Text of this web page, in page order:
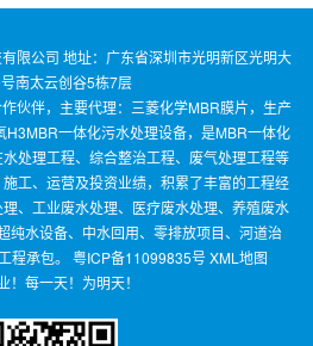
限公司 地址：广东省深圳市光明新区光明大
南太云创谷5栋7层
伙伴，主要代理：三菱化学MBR膜片，生产
H3MBR一体化污水处理设备，是MBR一体化
处理工程、综合整治工程、废气处理工程等
工、运营及投资业绩，积累了丰富的工程经
、工业废水处理、医疗废水处理、养殖废水
纯水设备、中水回用、零排放项目、河道治
程承包。 粤ICP备11099835号 XML地图
！每一天！为明天！